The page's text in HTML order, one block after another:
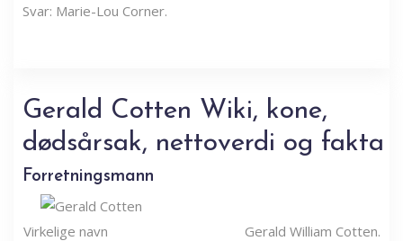
Svar: Marie-Lou Corner.
Gerald Cotten Wiki, kone,
dødsårsak, nettoverdi og fakta
Forretningsmann
Virkelige navn
Gerald William Cotten.